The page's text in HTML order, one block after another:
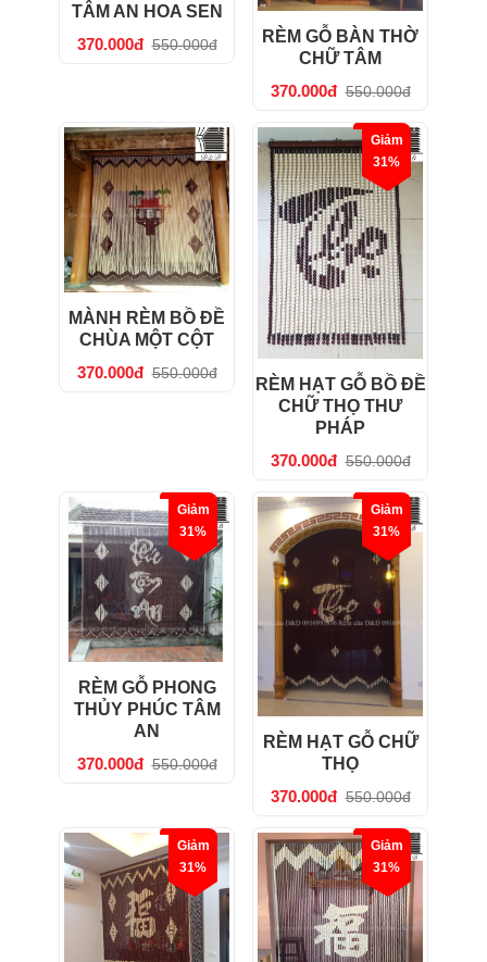
TÂM AN HOA SEN
370.000đ 550.000đ
RÈM GỖ BÀN THỜ
CHỮ TÂM
370.000đ 550.000đ
MÀNH RÈM BỒ ĐỀ
CHÙA MỘT CỘT
370.000đ 550.000đ
Giảm
31%
RÈM HẠT GỖ BỒ ĐỀ
CHỮ THỌ THƯ
PHÁP
370.000đ 550.000đ
Giảm
31%
RÈM GỖ PHONG
THỦY PHÚC TÂM
AN
370.000đ 550.000đ
Giảm
31%
RÈM HẠT GỖ CHỮ
THỌ
370.000đ 550.000đ
Giảm
31%
Giảm
31%